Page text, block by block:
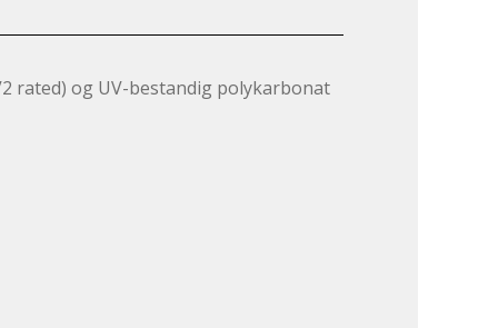
rated) og UV-bestandig polykarbonat